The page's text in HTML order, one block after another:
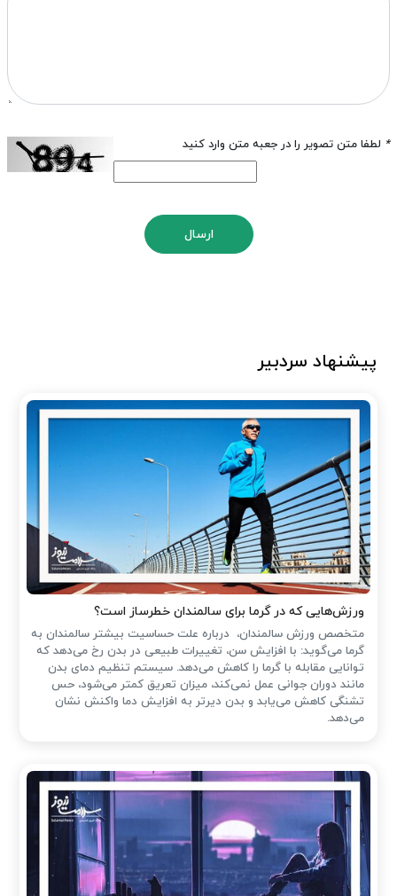
* لطفا متن تصویر را در جعبه متن وارد کنید
ارسال
پیشنهاد سردبیر
ورزش‌هایی که در گرما برای سالمندان خطرساز است؟
متخصص ورزش سالمندان، درباره علت حساسیت بیشتر سالمندان به
گرما می‌گوید: با افزایش سن، تغییرات طبیعی در بدن رخ می‌دهد که
توانایی مقابله با گرما را کاهش می‌دهد. سیستم تنظیم دمای بدن
مانند دوران جوانی عمل نمی‌کند، میزان تعریق کمتر می‌شود، حس
تشنگی کاهش می‌یابد و بدن دیرتر به افزایش دما واکنش نشان
می‌دهد.